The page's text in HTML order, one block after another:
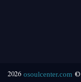
©
osoulcenter.com
2026